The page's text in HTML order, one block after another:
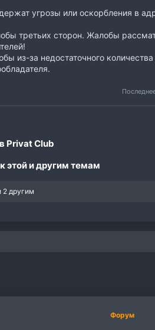
угрозы или оскорбления в
третьих сторон. Жалобы
из-за недостаточного
Privat Club
этой и другим темам
2 другим
почта
Форум